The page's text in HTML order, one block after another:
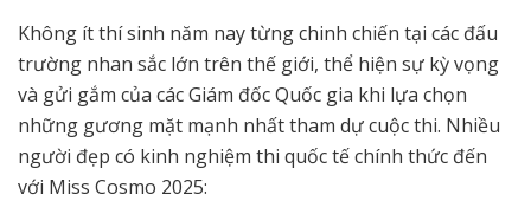
Không ít thí sinh năm nay từng chinh chiến tại các đấu
trường nhan sắc lớn trên thế giới, thể hiện sự kỳ vọng
và gửi gắm của các Giám đốc Quốc gia khi lựa chọn
những gương mặt mạnh nhất tham dự cuộc thi. Nhiều
người đẹp có kinh nghiệm thi quốc tế chính thức đến
với Miss Cosmo 2025: